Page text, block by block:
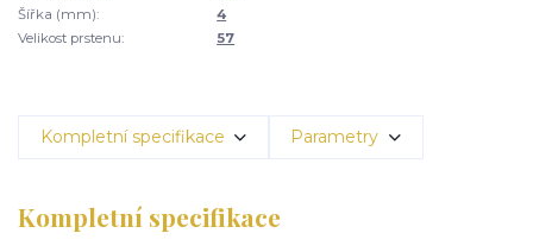
Šířka (mm):
4
Velikost prstenu:
57
Kompletní specifikace Parametry
Kompletní specifikace